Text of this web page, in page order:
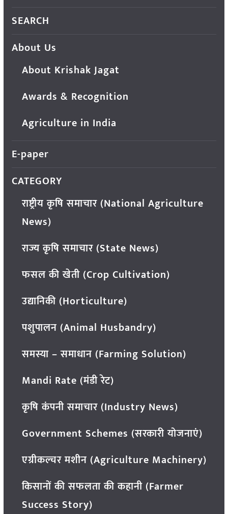
SEARCH
About Us
About Krishak Jagat
Awards & Recognition
Agriculture in India
E-paper
CATEGORY
राष्ट्रीय कृषि समाचार (National Agriculture
News)
राज्य कृषि समाचार (State News)
फसल की खेती (Crop Cultivation)
उद्यानिकी (Horticulture)
पशुपालन (Animal Husbandry)
समस्या – समाधान (Farming Solution)
Mandi Rate (मंडी रेट)
कृषि कंपनी समाचार (Industry News)
Government Schemes (सरकारी योजनाएं)
एग्रीकल्चर मशीन (Agriculture Machinery)
किसानों की सफलता की कहानी (Farmer
Success Story)